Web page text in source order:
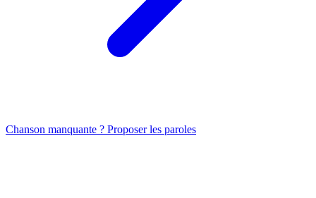
Chanson manquante ? Proposer les paroles